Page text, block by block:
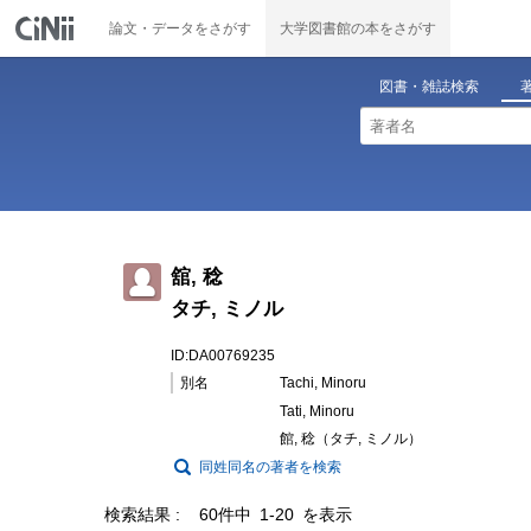
論文・データをさがす 大学図書館の本をさがす
図書・雑誌検索
舘, 稔
タチ, ミノル
ID:DA00769235
別名
Tachi, Minoru
Tati, Minoru
館, 稔（タチ, ミノル）
同姓同名の著者を検索
検索結果 60件中 1-20 を表示